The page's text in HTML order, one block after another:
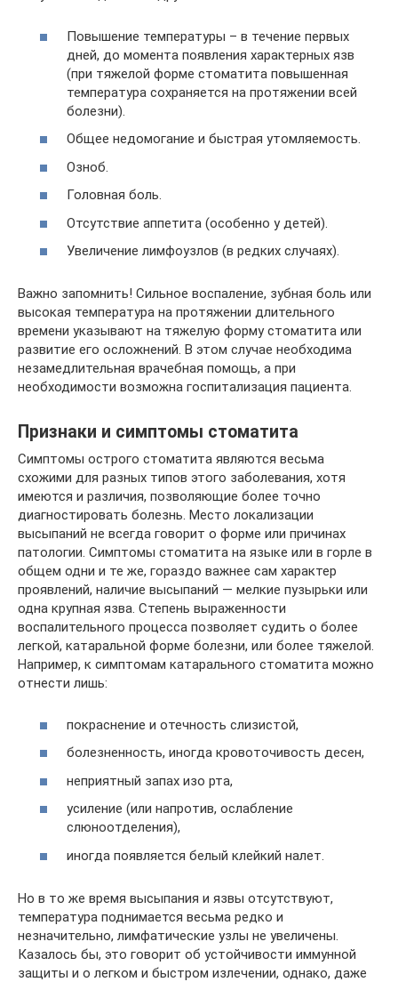
Повышение температуры – в течение первых
дней, до момента появления характерных язв
(при тяжелой форме стоматита повышенная
температура сохраняется на протяжении всей
болезни).
Общее недомогание и быстрая утомляемость.
Озноб.
Головная боль.
Отсутствие аппетита (особенно у детей).
Увеличение лимфоузлов (в редких случаях).
Важно запомнить! Сильное воспаление, зубная боль или
высокая температура на протяжении длительного
времени указывают на тяжелую форму стоматита или
развитие его осложнений. В этом случае необходима
незамедлительная врачебная помощь, а при
необходимости возможна госпитализация пациента.
Признаки и симптомы стоматита
Симптомы острого стоматита являются весьма
схожими для разных типов этого заболевания, хотя
имеются и различия, позволяющие более точно
диагностировать болезнь. Место локализации
высыпаний не всегда говорит о форме или причинах
патологии. Симптомы стоматита на языке или в горле в
общем одни и те же, гораздо важнее сам характер
проявлений, наличие высыпаний — мелкие пузырьки или
одна крупная язва. Степень выраженности
воспалительного процесса позволяет судить о более
легкой, катаральной форме болезни, или более тяжелой.
Например, к симптомам катарального стоматита можно
отнести лишь:
покраснение и отечность слизистой,
болезненность, иногда кровоточивость десен,
неприятный запах изо рта,
усиление (или напротив, ослабление
слюноотделения),
иногда появляется белый клейкий налет.
Но в то же время высыпания и язвы отсутствуют,
температура поднимается весьма редко и
незначительно, лимфатические узлы не увеличены.
Казалось бы, это говорит об устойчивости иммунной
защиты и о легком и быстром излечении, однако, даже